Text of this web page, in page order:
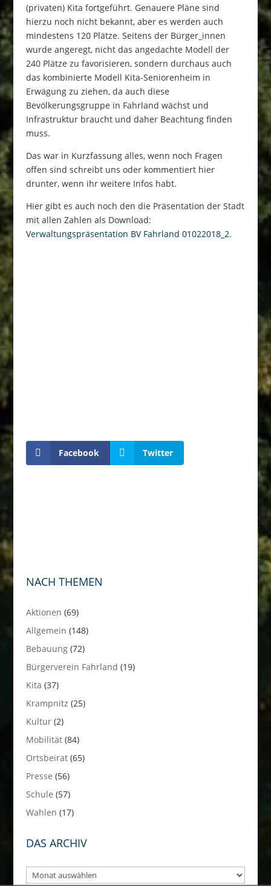
(privaten) Kita fortgeführt. Genauere Pläne sind
hierzu noch nicht bekannt, aber es werden auch
mindestens 120 Plätze. Seitens der Bürger_innen
wurde angeregt, nicht das angedachte Modell der
240 Plätze zu favorisieren, sondern durchaus auch
das kombinierte Modell Kita-Seniorenheim in
Erwägung zu ziehen, da auch diese
Bevölkerungsgruppe in Fahrland wächst und
Infrastruktur braucht und daher Beachtung finden
muss.
Das war in Kurzfassung alles, wenn noch Fragen
offen sind schreibt uns oder kommentiert hier
drunter, wenn ihr weitere Infos habt.
Hier gibt es auch noch den die Präsentation der Stadt
mit allen Zahlen als Download:
Verwaltungspräsentation BV Fahrland 01022018_2.
Facebook Twitter
NACH THEMEN
Aktionen (69)
Allgemein (148)
Bebauung(72)
Bürgerverein Fahrland (19)
Kita (37)
Krampnitz (25)
Kultur(2)
Mobilität(84)
Ortsbeirat(65)
Presse (56)
Schule (57)
Wahlen (17)
DAS ARCHIV
Das